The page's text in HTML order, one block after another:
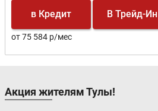
в Кредит
от 75 584 р/мес
В Трейд-Ин
Акция жителям Тулы!